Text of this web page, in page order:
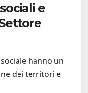
e
hanno un
dei territori e